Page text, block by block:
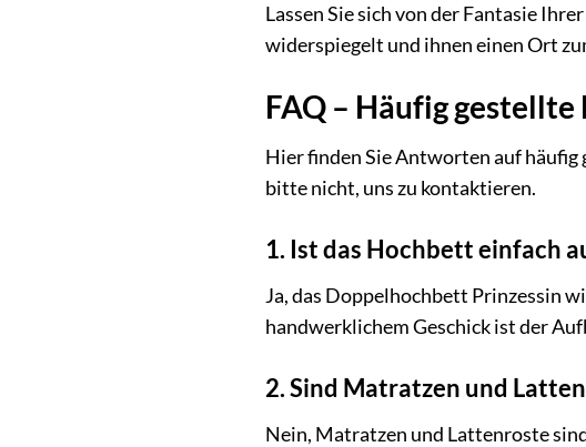
Lassen Sie sich von der Fantasie
widerspiegelt und ihnen einen Ort
FAQ – Häufig
Hier finden Sie Antworten auf häufig
bitte nicht, uns zu kontaktieren.
1. Ist das Hochbett einfach
Ja, das Doppelhochbett Prinzessin
handwerklichem Geschick ist der
2. Sind Matratzen und
Nein, Matratzen und Lattenroste